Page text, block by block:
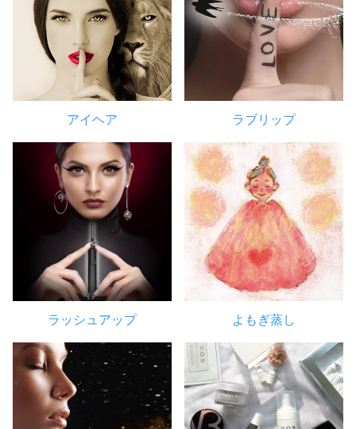
アイヘア ラブリップ
ラッシュアップ よもぎ蒸し